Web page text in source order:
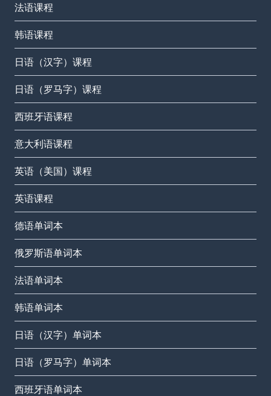
法语课程
韩语课程
日语（汉字）课程
日语（罗马字）课程
西班牙语课程
意大利语课程
英语（美国）课程
英语课程
德语单词本
俄罗斯语单词本
法语单词本
韩语单词本
日语（汉字）单词本
日语（罗马字）单词本
西班牙语单词本